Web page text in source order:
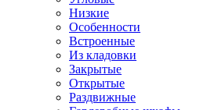
Низкие
Особенности
Встроенные
Из кладовки
Закрытые
Открытые
Раздвижные